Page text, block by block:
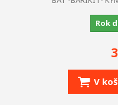
Rok
V